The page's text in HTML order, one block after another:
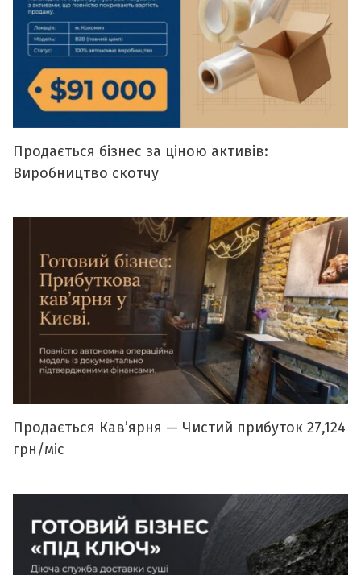
Продається бізнес за ціною активів:
Виробництво скотчу
Продається Кавʼярня — Чистий прибуток 27,124
грн/міс